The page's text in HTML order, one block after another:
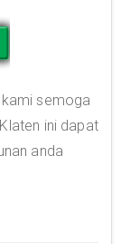
semoga
ini dapat
anda